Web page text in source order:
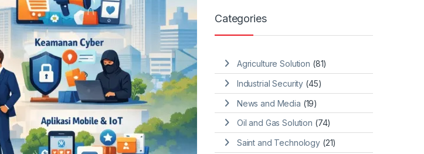
Categories
Agriculture Solution (81)
Industrial Security (45)
News and Media (19)
Oil and Gas Solution (74)
Saint and Technology (21)